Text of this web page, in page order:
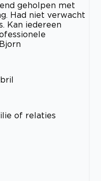
geholpen met
Had niet verwacht
Kan iedereen
of relaties